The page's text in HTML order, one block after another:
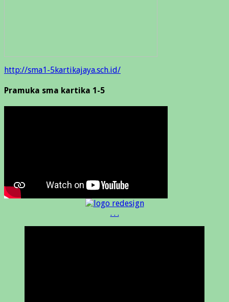
http://sma1-5kartikajaya.sch.id/
Pramuka sma kartika 1-5
. . .